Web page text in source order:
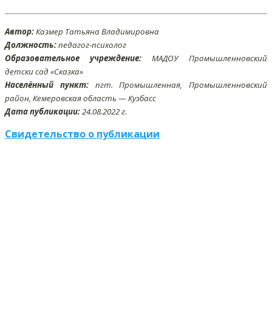
Автор:Казмер Татьяна Владимировна
Должность:педагог-психолог
Образовательное учреждение: МАДОУ Промышленновский
детски сад «Сказка»
Населённый пункт: пгт. Промышленная, Промышленновский
район, Кемеровская область — Кузбасс
Дата публикации:24.08.2022 г.
Свидетельство о публикации